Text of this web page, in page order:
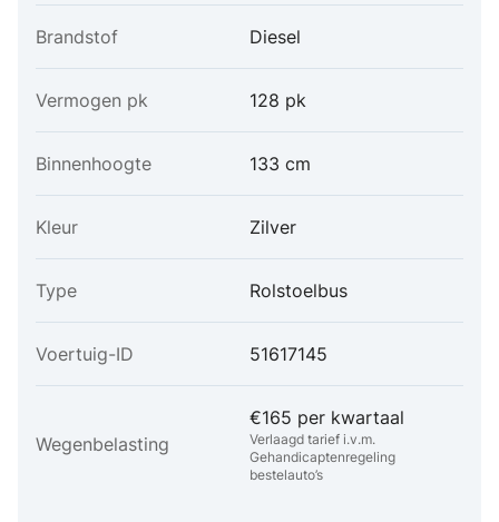
Brandstof Diesel
Vermogen pk 128 pk
Binnenhoogte 133 cm
Kleur Zilver
Type Rolstoelbus
Voertuig-ID 51617145
Wegenbelasting
€165 per kwartaal
Verlaagd tarief i.v.m.
Gehandicaptenregeling
bestelauto’s